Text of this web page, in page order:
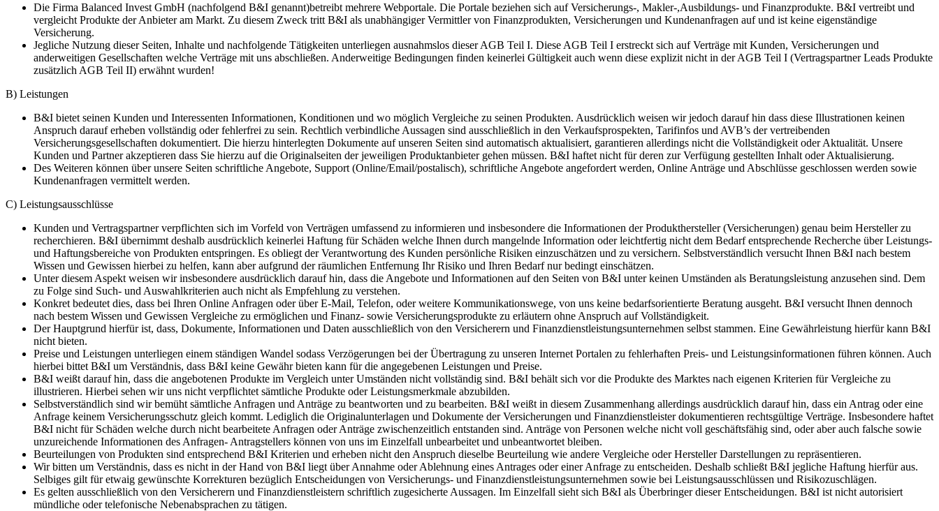
Die Firma Balanced Invest GmbH (nachfolgend B&I genannt)betreibt mehrere Webportale. Die Portale beziehen sich auf Versicherungs-, Makler-,Ausbildungs- und Finanzprodukte. B&I vertreibt und
vergleicht Produkte der Anbieter am Markt. Zu diesem Zweck tritt B&I als unabhängiger Vermittler von Finanzprodukten, Versicherungen und Kundenanfragen auf und ist keine eigenständige
Versicherung.
Jegliche Nutzung dieser Seiten, Inhalte und nachfolgende Tätigkeiten unterliegen ausnahmslos dieser AGB Teil I. Diese AGB Teil I erstreckt sich auf Verträge mit Kunden, Versicherungen und
anderweitigen Gesellschaften welche Verträge mit uns abschließen. Anderweitige Bedingungen finden keinerlei Gültigkeit auch wenn diese explizit nicht in der AGB Teil I (Vertragspartner Leads Produkte
zusätzlich AGB Teil II) erwähnt wurden!
B) Leistungen
B&I bietet seinen Kunden und Interessenten Informationen, Konditionen und wo möglich Vergleiche zu seinen Produkten. Ausdrücklich weisen wir jedoch darauf hin dass diese Illustrationen keinen
Anspruch darauf erheben vollständig oder fehlerfrei zu sein. Rechtlich verbindliche Aussagen sind ausschließlich in den Verkaufsprospekten, Tarifinfos und AVB’s der vertreibenden
Versicherungsgesellschaften dokumentiert. Die hierzu hinterlegten Dokumente auf unseren Seiten sind automatisch aktualisiert, garantieren allerdings nicht die Vollständigkeit oder Aktualität. Unsere
Kunden und Partner akzeptieren dass Sie hierzu auf die Originalseiten der jeweiligen Produktanbieter gehen müssen. B&I haftet nicht für deren zur Verfügung gestellten Inhalt oder Aktualisierung.
Des Weiteren können über unsere Seiten schriftliche Angebote, Support (Online/Email/postalisch), schriftliche Angebote angefordert werden, Online Anträge und Abschlüsse geschlossen werden sowie
Kundenanfragen vermittelt werden.
C) Leistungsausschlüsse
Kunden und Vertragspartner verpflichten sich im Vorfeld von Verträgen umfassend zu informieren und insbesondere die Informationen der Produkthersteller (Versicherungen) genau beim Hersteller zu
recherchieren. B&I übernimmt deshalb ausdrücklich keinerlei Haftung für Schäden welche Ihnen durch mangelnde Information oder leichtfertig nicht dem Bedarf entsprechende Recherche über Leistungs-
und Haftungsbereiche von Produkten entspringen. Es obliegt der Verantwortung des Kunden persönliche Risiken einzuschätzen und zu versichern. Selbstverständlich versucht Ihnen B&I nach bestem
Wissen und Gewissen hierbei zu helfen, kann aber aufgrund der räumlichen Entfernung Ihr Risiko und Ihren Bedarf nur bedingt einschätzen.
Unter diesem Aspekt weisen wir insbesondere ausdrücklich darauf hin, dass die Angebote und Informationen auf den Seiten von B&I unter keinen Umständen als Beratungsleistung anzusehen sind. Dem
zu Folge sind Such- und Auswahlkriterien auch nicht als Empfehlung zu verstehen.
Konkret bedeutet dies, dass bei Ihren Online Anfragen oder über E-Mail, Telefon, oder weitere Kommunikationswege, von uns keine bedarfsorientierte Beratung ausgeht. B&I versucht Ihnen dennoch
nach bestem Wissen und Gewissen Vergleiche zu ermöglichen und Finanz- sowie Versicherungsprodukte zu erläutern ohne Anspruch auf Vollständigkeit.
Der Hauptgrund hierfür ist, dass, Dokumente, Informationen und Daten ausschließlich von den Versicherern und Finanzdienstleistungsunternehmen selbst stammen. Eine Gewährleistung hierfür kann B&I
nicht bieten.
Preise und Leistungen unterliegen einem ständigen Wandel sodass Verzögerungen bei der Übertragung zu unseren Internet Portalen zu fehlerhaften Preis- und Leistungsinformationen führen können. Auch
hierbei bittet B&I um Verständnis, dass B&I keine Gewähr bieten kann für die angegebenen Leistungen und Preise.
B&I weißt darauf hin, dass die angebotenen Produkte im Vergleich unter Umständen nicht vollständig sind. B&I behält sich vor die Produkte des Marktes nach eigenen Kriterien für Vergleiche zu
illustrieren. Hierbei sehen wir uns nicht verpflichtet sämtliche Produkte oder Leistungsmerkmale abzubilden.
Selbstverständlich sind wir bemüht sämtliche Anfragen und Anträge zu beantworten und zu bearbeiten. B&I weißt in diesem Zusammenhang allerdings ausdrücklich darauf hin, dass ein Antrag oder eine
Anfrage keinem Versicherungsschutz gleich kommt. Lediglich die Originalunterlagen und Dokumente der Versicherungen und Finanzdienstleister dokumentieren rechtsgültige Verträge. Insbesondere haftet
B&I nicht für Schäden welche durch nicht bearbeitete Anfragen oder Anträge zwischenzeitlich entstanden sind. Anträge von Personen welche nicht voll geschäftsfähig sind, oder aber auch falsche sowie
unzureichende Informationen des Anfragen- Antragstellers können von uns im Einzelfall unbearbeitet und unbeantwortet bleiben.
Beurteilungen von Produkten sind entsprechend B&I Kriterien und erheben nicht den Anspruch dieselbe Beurteilung wie andere Vergleiche oder Hersteller Darstellungen zu repräsentieren.
Wir bitten um Verständnis, dass es nicht in der Hand von B&I liegt über Annahme oder Ablehnung eines Antrages oder einer Anfrage zu entscheiden. Deshalb schließt B&I jegliche Haftung hierfür aus.
Selbiges gilt für etwaig gewünschte Korrekturen bezüglich Entscheidungen von Versicherungs- und Finanzdienstleistungsunternehmen sowie bei Leistungsausschlüssen und Risikozuschlägen.
Es gelten ausschließlich von den Versicherern und Finanzdienstleistern schriftlich zugesicherte Aussagen. Im Einzelfall sieht sich B&I als Überbringer dieser Entscheidungen. B&I ist nicht autorisiert
mündliche oder telefonische Nebenabsprachen zu tätigen.